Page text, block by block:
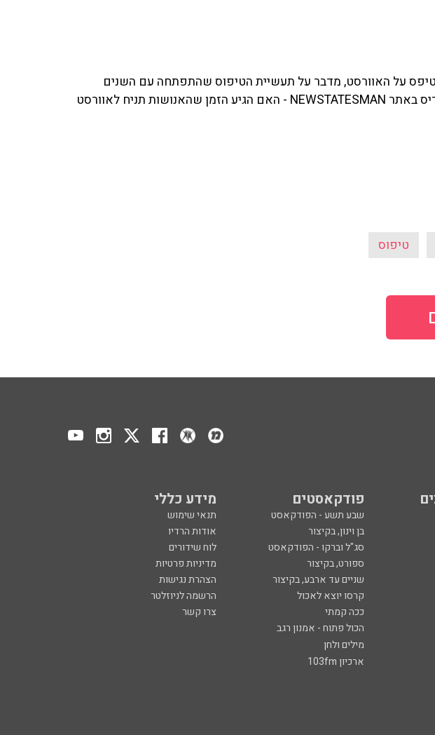
על האוורסט, מדבר על תעשיית הטיפוס שהתפתחה עם השנים
ומתייחס לדברים שכתבה ג'אן מוריס באתר NEWSTATESMAN - האם הגיע הזמן שהאנושות תניח לאוורסט
טיפוס
פודקאסטים מידע כללי
שבע תשע - הפודקאסט
תנאי שימוש
בן וינון, בקיצור
אודות הרדיו
סג"ל וברקו - הפודקאסט
לוח שידורים
ספורט, בקיצור
מדיניות פרטיות
שניים עד ארבע, בקיצור
הצהרת נגישות
קרסו יוצא לאכול
הרשמה לניוזלטר
ככה קמתי
צרו קשר
הכול פתוח - אמנון רגב
מילים ולחן
ארכיון 103fm